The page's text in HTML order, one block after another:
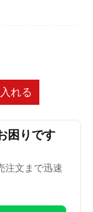
れる
困りです
注文まで迅速